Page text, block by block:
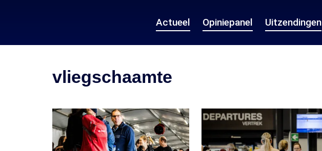
Actueel Opiniepanel Uitzendingen
vliegschaamte